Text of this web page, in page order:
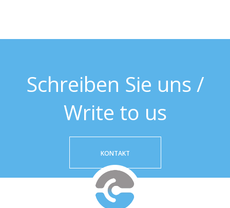
Schreiben Sie uns /
Write to us
KONTAKT